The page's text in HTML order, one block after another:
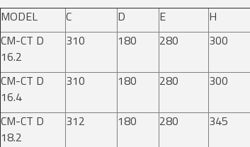
MODEL C D E H
CM-CT D
16.2
310 180 280 300
CM-CT D
16.4
310 180 280 300
CM-CT D
18.2
312 180 280 345